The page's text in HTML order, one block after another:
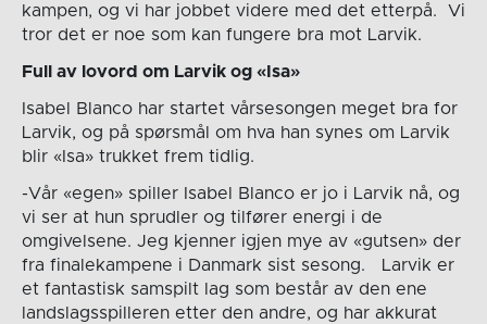
kampen, og vi har jobbet videre med det etterpå. Vi
tror det er noe som kan fungere bra mot Larvik.
Full av lovord om Larvik og «Isa»
Isabel Blanco har startet vårsesongen meget bra for
Larvik, og på spørsmål om hva han synes om Larvik
blir «Isa» trukket frem tidlig.
-Vår «egen» spiller Isabel Blanco er jo i Larvik nå, og
vi ser at hun sprudler og tilfører energi i de
omgivelsene. Jeg kjenner igjen mye av «gutsen» der
fra finalekampene i Danmark sist sesong. Larvik er
et fantastisk samspilt lag som består av den ene
landslagsspilleren etter den andre, og har akkurat